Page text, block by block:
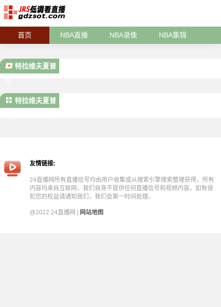
首页 NBA直播 NBA录像 NBA集锦
特拉维夫夏普
特拉维夫夏普
友情链接:
24直播网所有直播信号均由用户收集或从搜索引擎搜索整理获得，所有
内容均来自互联网，我们自身不提供任何直播信号和视频内容，如有侵
犯您的权益请通知我们，我们会第一时间处理。
@2022 24直播网 | 网站地图